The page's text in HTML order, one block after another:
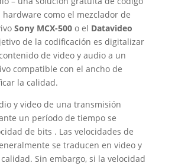
como el mezclador de
Sony MCX-500 o el Datavideo
de la codificación es digitalizar
de video y audio a un
compatible con el ancho de
la calidad.
y video de una transmisión
un período de tiempo se
de bits . Las velocidades de
se traducen en video y
Sin embargo, si la velocidad